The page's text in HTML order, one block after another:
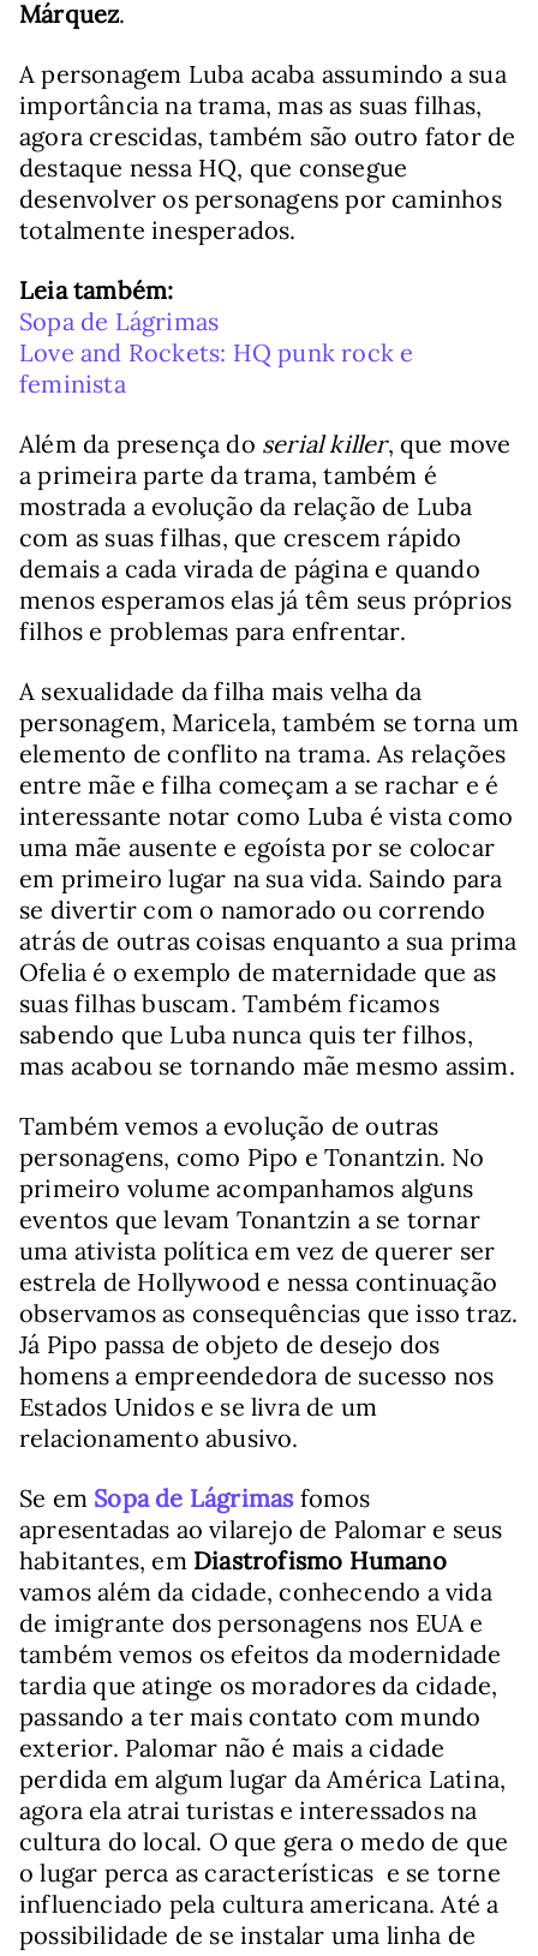
Márquez.
A personagem Luba acaba assumindo a sua
importância na trama, mas as suas filhas,
agora crescidas, também são outro fator de
destaque nessa HQ, que consegue
desenvolver os personagens por caminhos
totalmente inesperados.
Leia também:
Sopa de Lágrimas
Love and Rockets: HQ punk rock e
feminista
Além da presença do serial killer, que move
a primeira parte da trama, também é
mostrada a evolução da relação de Luba
com as suas filhas, que crescem rápido
demais a cada virada de página e quando
menos esperamos elas já têm seus próprios
filhos e problemas para enfrentar.
A sexualidade da filha mais velha da
personagem, Maricela, também se torna um
elemento de conflito na trama. As relações
entre mãe e filha começam a se rachar e é
interessante notar como Luba é vista como
uma mãe ausente e egoísta por se colocar
em primeiro lugar na sua vida. Saindo para
se divertir com o namorado ou correndo
atrás de outras coisas enquanto a sua prima
Ofelia é o exemplo de maternidade que as
suas filhas buscam. Também ficamos
sabendo que Luba nunca quis ter filhos,
mas acabou se tornando mãe mesmo assim.
Também vemos a evolução de outras
personagens, como Pipo e Tonantzin. No
primeiro volume acompanhamos alguns
eventos que levam Tonantzin a se tornar
uma ativista política em vez de querer ser
estrela de Hollywood e nessa continuação
observamos as consequências que isso traz.
Já Pipo passa de objeto de desejo dos
homens a empreendedora de sucesso nos
Estados Unidos e se livra de um
relacionamento abusivo.
Se em Sopa de Lágrimasfomos
apresentadas ao vilarejo de Palomar e seus
habitantes, em Diastrofismo Humano
vamos além da cidade, conhecendo a vida
de imigrante dos personagens nos EUA e
também vemos os efeitos da modernidade
tardia que atinge os moradores da cidade,
passando a ter mais contato com mundo
exterior. Palomar não é mais a cidade
perdida em algum lugar da América Latina,
agora ela atrai turistas e interessados na
cultura do local. O que gera o medo de que
o lugar perca as características e se torne
influenciado pela cultura americana. Até a
possibilidade de se instalar uma linha de